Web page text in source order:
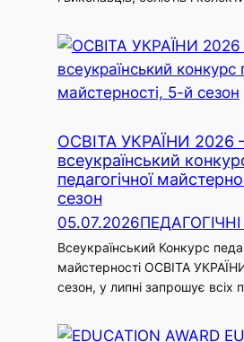
ОСВІТА УКРАЇНИ 2026
всеукраїнський
педагогічної
сезон
05.07.2026
Всеукраїнський Конкурс
майстерності ОСВІТА
сезон, у липні запрошує всіх